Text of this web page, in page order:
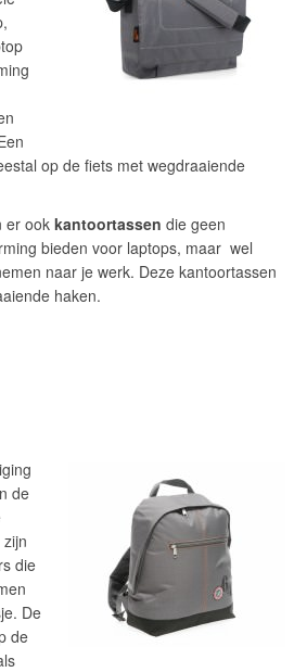
op de fiets met wegdraaiende
er ook kantoortassen die geen
bieden voor laptops, maar wel
naar je werk. Deze kantoortassen
haken.
de
zijn
die
De
de